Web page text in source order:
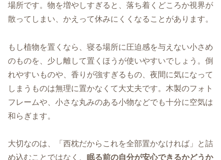
場所です。物を増やしすぎると、落ち着くどころか視界が
散ってしまい、かえって休みにくくなることがあります。
もし植物を置くなら、寝る場所に圧迫感を与えない小さめ
のものを、少し離して置くほうが使いやすいでしょう。倒
れやすいものや、香りが強すぎるもの、夜間に気になって
しまうものは無理に置かなくて大丈夫です。木製のフォト
フレームや、小さな丸みのある小物などでも十分に空気は
和らぎます。
大切なのは、「西枕だからこれを全部置かなければ」と詰
め込むことではなく、 眠る前の自分が安心できるかどうか